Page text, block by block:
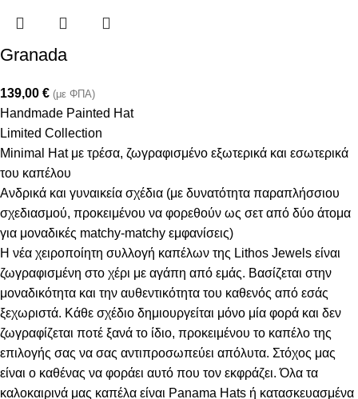
Granada
139,00 € (με ΦΠΑ)
Handmade Painted Hat
Limited Collection
Minimal Hat με τρέσα, ζωγραφισμένο εξωτερικά και εσωτερικά
του καπέλου
Ανδρικά και γυναικεία σχέδια (με δυνατότητα παραπλήσσιου
σχεδιασμού, προκειμένου να φορεθούν ως σετ από δύο άτομα
για μοναδικές matchy-matchy εμφανίσεις)
Η νέα χειροποίητη συλλογή καπέλων της Lithos Jewels είναι
ζωγραφισμένη στο χέρι με αγάπη από εμάς. Βασίζεται στην
μοναδικότητα και την αυθεντικότητα του καθενός από εσάς
ξεχωριστά. Κάθε σχέδιο δημιουργείται μόνο μία φορά και δεν
ζωγραφίζεται ποτέ ξανά το ίδιο, προκειμένου το καπέλο της
επιλογής σας να σας αντιπροσωπεύει απόλυτα. Στόχος μας
είναι ο καθένας να φοράει αυτό που τον εκφράζει. Όλα τα
καλοκαιρινά μας καπέλα είναι Panama Hats ή κατασκευασμένα